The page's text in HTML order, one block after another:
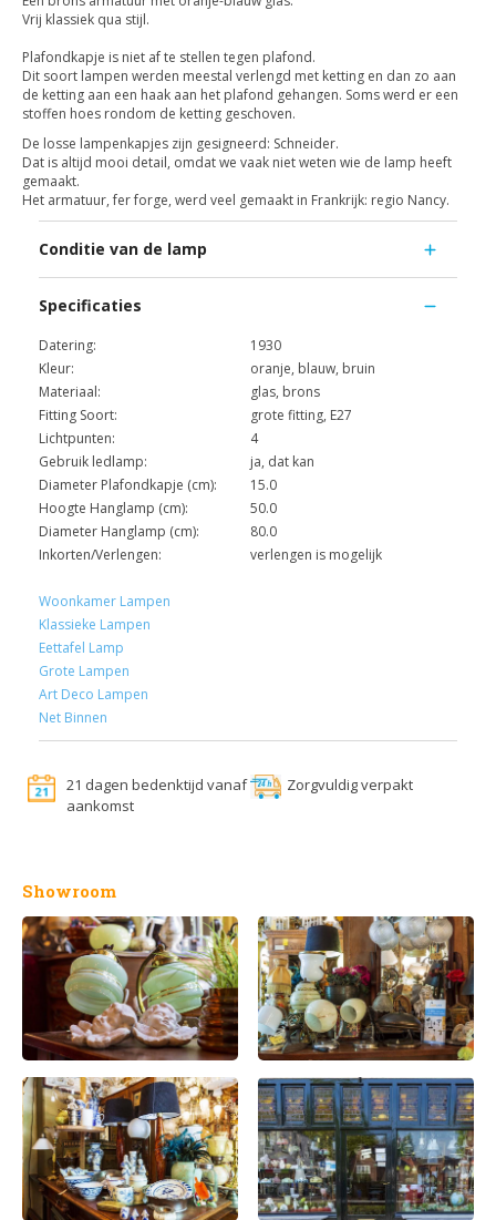
Vrij klassiek qua stijl.
Plafondkapje is niet af te stellen tegen plafond.
Dit soort lampen werden meestal verlengd met ketting en dan zo aan
de ketting aan een haak aan het plafond gehangen. Soms werd er een
stoffen hoes rondom de ketting geschoven.
De losse lampenkapjes zijn gesigneerd: Schneider.
Dat is altijd mooi detail, omdat we vaak niet weten wie de lamp heeft
gemaakt.
Het armatuur, fer forge, werd veel gemaakt in Frankrijk: regio Nancy.
Conditie van de lamp
Specificaties
Datering:
1930
Kleur:
oranje, blauw, bruin
Materiaal:
glas, brons
Fitting Soort:
grote fitting, E27
Lichtpunten:
4
Gebruik ledlamp:
ja, dat kan
Diameter Plafondkapje (cm):
15.0
Hoogte Hanglamp (cm):
50.0
Diameter Hanglamp (cm):
80.0
Inkorten/Verlengen:
verlengen is mogelijk
Woonkamer Lampen
Klassieke Lampen
Eettafel Lamp
Grote Lampen
Art Deco Lampen
Net Binnen
21 dagen bedenktijd vanaf
aankomst
Zorgvuldig verpakt
Showroom